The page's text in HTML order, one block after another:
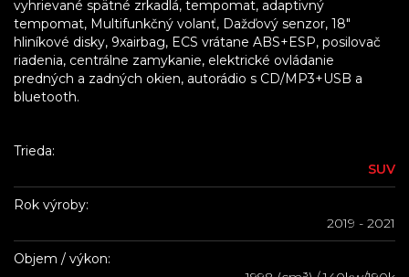
vyhrievané spätné zrkadlá, tempomat, adaptivný
tempomat, Multifunkčný volanť, Dažďový senzor, 18"
hliníkové disky, 9xairbag, ECS vrátane ABS+ESP, posilovač
riadenia, centrálne zamykanie, elektrické ovládanie
predných a zadných okien, autorádio s CD/MP3+USB a
bluetooth.
Trieda:
SUV
Rok výroby:
2019 - 2021
Objem / výkon: